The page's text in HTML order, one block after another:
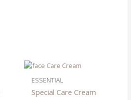
ESSENTIAL
Special Care Cream